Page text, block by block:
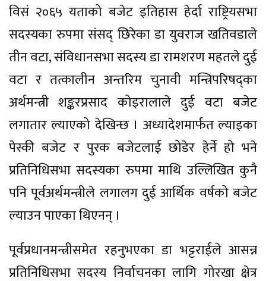
विसं २०६५ यताको बजेट इतिहास हेर्दा राष्ट्रियसभा
सदस्यका रुपमा संसद् छिरेका डा युवराज खतिवडाले
तीन वटा, संविधानसभा सदस्य डा रामशरण महतले दुई
वटा र तत्कालीन अन्तरिम चुनावी मन्त्रिपरिषद्का
अर्थमन्त्री शङ्करप्रसाद कोइरालाले दुई वटा बजेट
लगातार ल्याएको देखिन्छ । अध्यादेशमार्फत ल्याइका
पेस्की बजेट र पुरक बजेटलाई छोडेर हेर्ने हो भने
प्रतिनिधिसभा सदस्यका रुपमा माथि उल्लिखित कुनै
पनि पूर्वअर्थमन्त्रीले लगालग दुई आर्थिक वर्षको बजेट
ल्याउन पाएका थिएनन् ।
पूर्वप्रधानमन्त्रीसमेत रहनुभएका डा भट्टराईले आसन्न
प्रतिनिधिसभा सदस्य निर्वाचनका लागि गोरखा क्षेत्र